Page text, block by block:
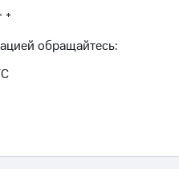
*
обращайтесь: